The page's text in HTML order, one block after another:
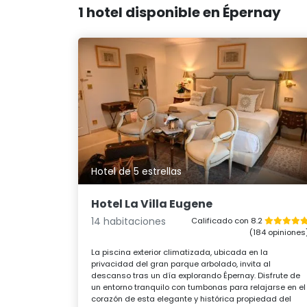
1 hotel disponible en Épernay
Hotel de 5 estrellas
Hotel La Villa Eugene
14 habitaciones
Calificado con 8.2
(184
La piscina exterior climatizada, ubicada en la
privacidad del gran parque arbolado, invita al
descanso tras un día explorando Épernay. Disfrute de
un entorno tranquilo con tumbonas para relajarse en el
corazón de esta elegante y histórica propiedad del